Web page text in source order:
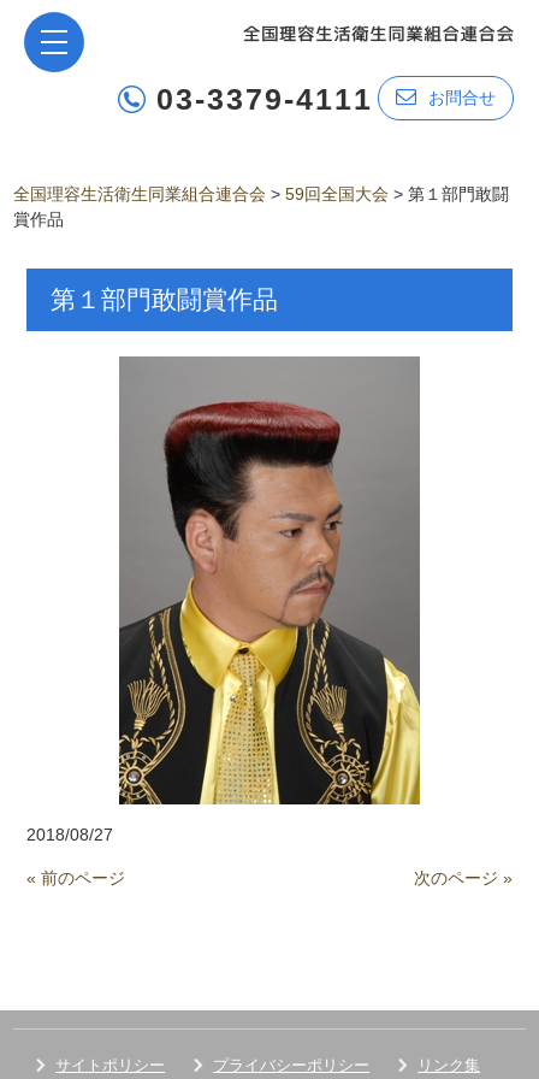
03-3379-4111 お問合せ
全国理容生活衛生同業組合連合会 >59回全国大会 >第１部門敢闘
賞作品
第１部門敢闘賞作品
2018/08/27
« 前のページ 次のページ »
サイトポリシー プライバシーポリシー リンク集